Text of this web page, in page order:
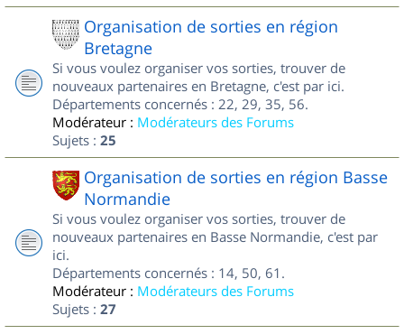
Organisation de sorties en région
Bretagne
Si vous voulez organiser vos sorties, trouver de
nouveaux partenaires en Bretagne, c'est par ici.
Départements concernés : 22, 29, 35, 56.
Modérateur : Modérateurs des Forums
Sujets : 25
Organisation de sorties en région Basse
Normandie
Si vous voulez organiser vos sorties, trouver de
nouveaux partenaires en Basse Normandie, c'est par
ici.
Départements concernés : 14, 50, 61.
Modérateur : Modérateurs des Forums
Sujets : 27